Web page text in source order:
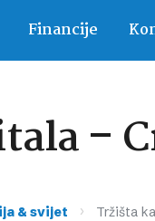
Financije
–
& svijet › Tržišta